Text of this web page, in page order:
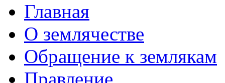
Главная
О землячестве
Обращение к землякам